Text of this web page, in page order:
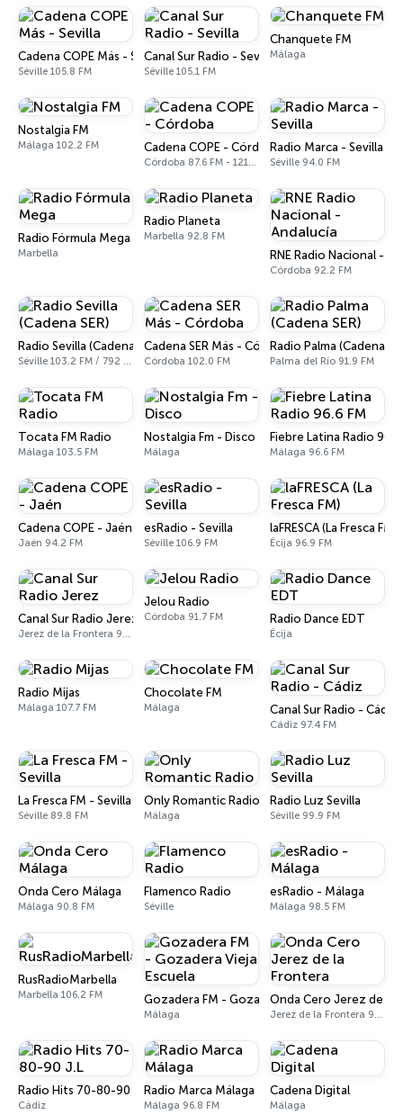
Cadena COPE Más - Sevilla
Séville 105.8 FM
Canal Sur Radio - Sevilla
Séville 105.1 FM
Chanquete FM
Málaga
Nostalgia FM
Málaga 102.2 FM Cadena COPE - Córdoba
Córdoba 87.6 FM - 1215 AM
Radio Marca - Sevilla
Séville 94.0 FM
Radio Fórmula Mega
Marbella
Radio Planeta
Marbella 92.8 FM
RNE Radio Nacional -
Córdoba 92.2 FM
Radio Sevilla (Cadena SER)
Séville 103.2 FM / 792 AM
Cadena SER Más - Córdoba
Córdoba 102.0 FM
Radio Palma (Cadena
Palma del Río 91.9 FM
Tocata FM Radio
Málaga 103.5 FM
Nostalgia Fm - Disco
Málaga
Fiebre Latina Radio 96.6
Málaga 96.6 FM
Cadena COPE - Jaén
Jaén 94.2 FM
esRadio - Sevilla
Séville 106.9 FM
laFRESCA (La Fresca FM)
Écija 96.9 FM
Canal Sur Radio Jerez
Jerez de la Frontera 99.0 FM
Jelou Radio
Córdoba 91.7 FM Radio Dance EDT
Écija
Radio Mijas
Málaga 107.7 FM
Chocolate FM
Málaga Canal Sur Radio - Cádiz
Cádiz 97.4 FM
La Fresca FM - Sevilla
Séville 89.8 FM
Only Romantic Radio
Málaga
Radio Luz Sevilla
Séville 99.9 FM
Onda Cero Málaga
Málaga 90.8 FM
Flamenco Radio
Séville
esRadio - Málaga
Málaga 98.5 FM
RusRadioMarbella
Marbella 106.2 FM Gozadera FM - Gozadera Vieja Escuela
Málaga
Onda Cero Jerez de la
Jerez de la Frontera 90.3 FM
Radio Hits 70-80-90 J.L
Cádiz
Radio Marca Málaga
Málaga 96.8 FM
Cadena Digital
Málaga